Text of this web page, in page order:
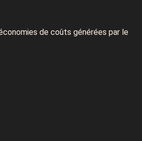
de coûts générées par le